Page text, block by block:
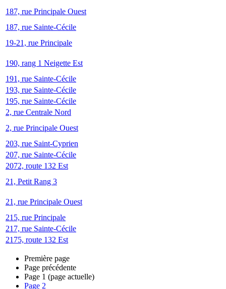
187, rue Principale Ouest
187, rue Sainte-Cécile
19-21, rue Principale
190, rang 1 Neigette Est
191, rue Sainte-Cécile
193, rue Sainte-Cécile
195, rue Sainte-Cécile
2, rue Centrale Nord
2, rue Principale Ouest
203, rue Saint-Cyprien
207, rue Sainte-Cécile
2072, route 132 Est
21, Petit Rang 3
21, rue Principale Ouest
215, rue Principale
217, rue Sainte-Cécile
2175, route 132 Est
Première page
Page précédente
Page 1 (page actuelle)
Page 2